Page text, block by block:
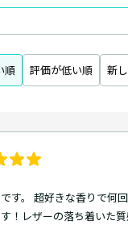
順 評価が低い順 新
す。 超好きな香りで何
！レザーの落ち着いた